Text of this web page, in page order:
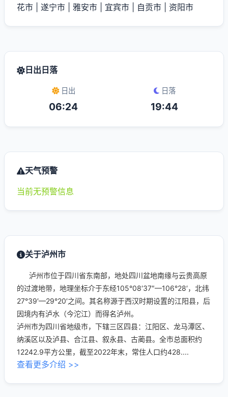
花市
遂宁市 雅安市 宜宾市 自贡市 资阳市
日出日落
日出
06:24
日落
19:44
天气预警
当前无预警信息
关于泸州市
泸州市位于四川省东南部，地处四川盆地南缘与云贵高原
的过渡地带，地理坐标介于东经105°08′37″—106°28′，北纬
27°39′—29°20′之间。其名称源于西汉时期设置的江阳县，后
因境内有泸水（今沱江）而得名泸州。
泸州市为四川省地级市，下辖三区四县：江阳区、龙马潭区、
纳溪区以及泸县、合江县、叙永县、古蔺县。全市总面积约
12242.9平方公里，截至2022年末，常住人口约428....
查看更多介绍 >>